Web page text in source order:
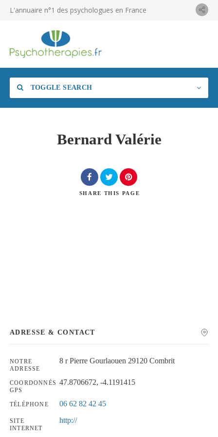
L'annuaire n°1 des psychologues en France
TOGGLE SEARCH
Bernard Valérie
SHARE THIS PAGE
ADRESSE & CONTACT
NOTRE
ADRESSE
8 r Pierre Gourlaouen 29120 Combrit
COORDONNÉS
GPS
47.8706672, -4.1191415
TÉLÉPHONE 06 62 82 42 45
SITE
INTERNET
http://